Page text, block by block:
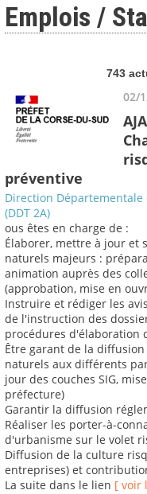
Emplois /
743
02/
préventive
Direction
(DDT 2A)
ous êtes en charge de :
Élaborer, mettre à jour et
naturels majeurs :
animation auprès des
(approbation, mise en
Instruire et rédiger les
de l'instruction des
procédures d'élaboration
Être garant de la
naturels aux différents
jour des couches SIG,
préfecture)
Garantir la diffusion
Réaliser les porter-à-
d'urbanisme sur le volet
Diffusion de la culture
entreprises) et
La suite dans le lien [ voir